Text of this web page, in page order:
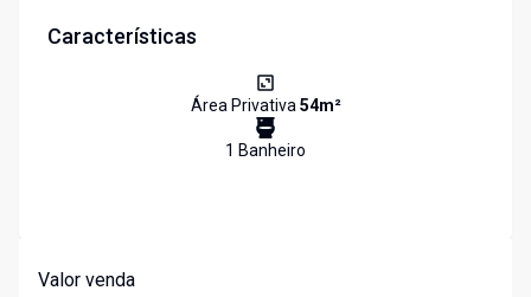
Características
Área Privativa54m²
1 Banheiro
Valor venda